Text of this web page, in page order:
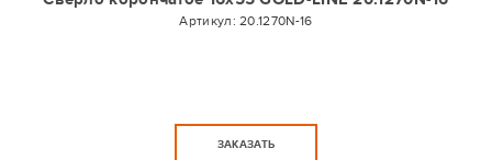
Артикул:20.1270N-16
ЗАКАЗАТЬ